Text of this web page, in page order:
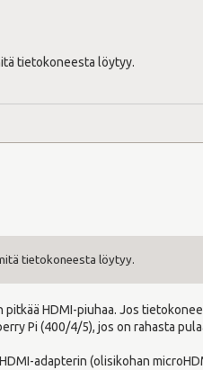
tietokoneesta löytyy.
tietokoneesta löytyy.
HDMI-piuhaa. Jos
Pi (400/4/5), jos on rahasta
adapterin (olisikohan